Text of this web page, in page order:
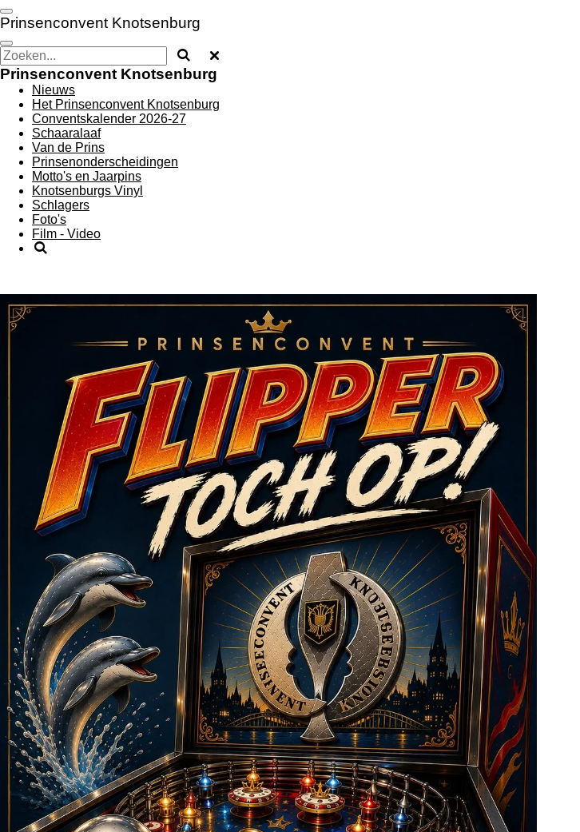
Ga
direct
naar
de
hoofdinhoud
Prinsenconvent Knotsenburg
Prinsenconvent Knotsenburg
Nieuws
Het Prinsenconvent Knotsenburg
Conventskalender 2026-27
Schaaralaaf
Van de Prins
Prinsenonderscheidingen
Motto's en Jaarpins
Knotsenburgs Vinyl
Schlagers
Foto's
Film - Video